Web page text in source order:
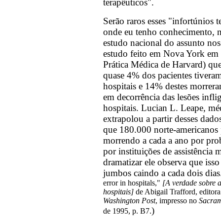
terapêuticos".
Serão raros esses "infortúnios
onde eu tenho conhecimento,
estudo nacional do assunto
estudo feito em Nova York
Prática Médica de Harvard)
quase 4% dos pacientes
hospitais e 14% destes
em decorrência das lesões
hospitais. Lucian L. Leape,
extrapolou a partir desses
que 180.000 norte-americanos
morrendo a cada a ano por
por instituições de assistência
dramatizar ele observa que
jumbos caindo a cada dois
error in hospitals," [A verdade sobre
hospitais] de Abigail Trafford, editora
Washington Post, impresso no
de 1995, p. B7.)